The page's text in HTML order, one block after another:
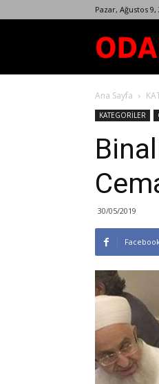
Pazar, Ağustos 9,
Ana Sayfa
KATEGORİLER
30/05/2019